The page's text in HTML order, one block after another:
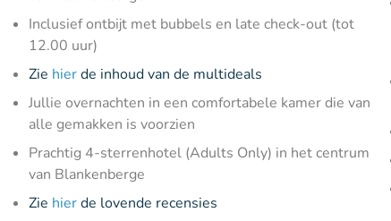
Inclusief ontbijt met bubbels en late check-out (tot
12.00 uur)
Zie hierde inhoud van de multideals
Jullie overnachten in een comfortabele kamer die van
alle gemakken is voorzien
Prachtig 4-sterrenhotel (Adults Only) in het centrum
van Blankenberge
Zie hierde lovende recensies